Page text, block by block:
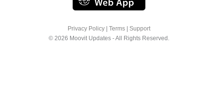
Privacy Policy | Terms | Support
© 2026 Moovit Updates - All Rights Reserved.